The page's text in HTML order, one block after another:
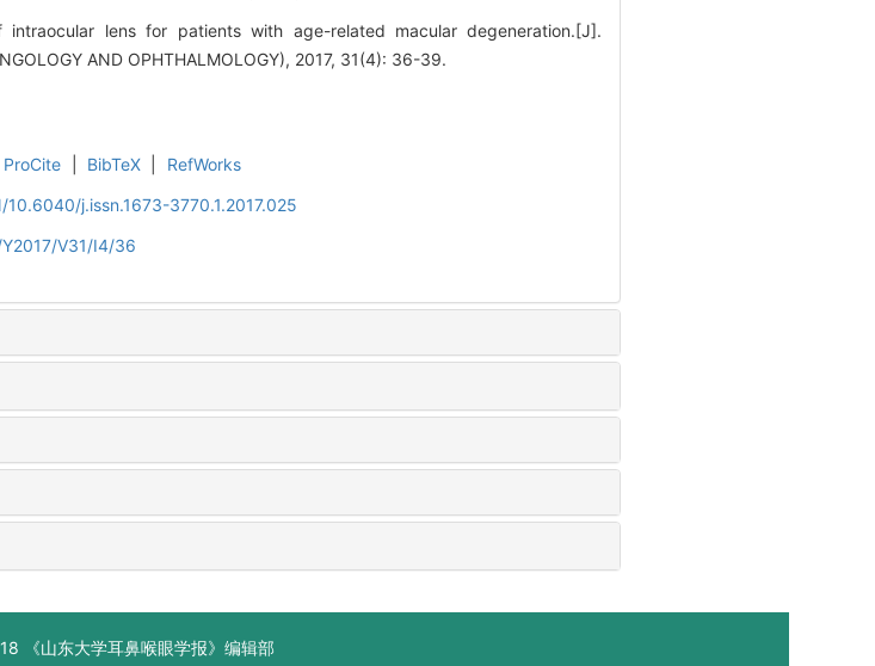
lens for patients with age-related macular degeneration.[J].
AND OPHTHALMOLOGY), 2017, 31(4): 36-39.
ProCite BibTeX
RefWorks
j.issn.1673-3770.1.2017.025
V31/I4/36
《山东大学耳鼻喉眼学报》编辑部